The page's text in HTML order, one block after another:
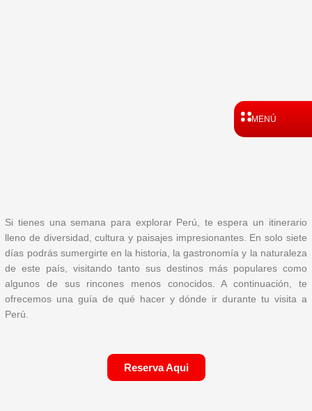
MENÚ
Si tienes una semana para explorar Perú, te espera un itinerario
lleno de diversidad, cultura y paisajes impresionantes. En solo siete
días podrás sumergirte en la historia, la gastronomía y la naturaleza
de este país, visitando tanto sus destinos más populares como
algunos de sus rincones menos conocidos. A continuación, te
ofrecemos una guía de qué hacer y dónde ir durante tu visita a
Perú.
Reserva Aqui